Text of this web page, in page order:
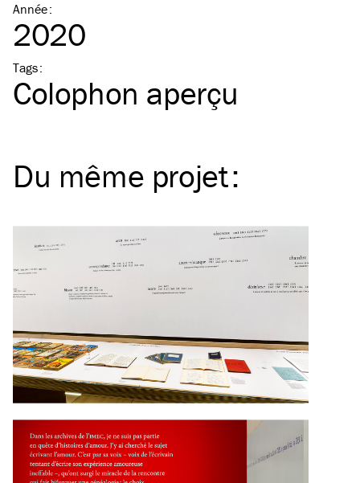
Année:
2020
Tags:
Colophon aperçu
Du même projet: